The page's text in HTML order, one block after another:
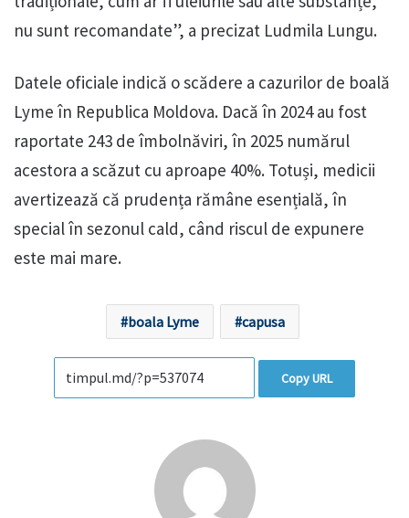
nu sunt recomandate”, a precizat Ludmila Lungu.
Datele oficiale indică o scădere a cazurilor de boală
Lyme în Republica Moldova. Dacă în 2024 au fost
raportate 243 de îmbolnăviri, în 2025 numărul
acestora a scăzut cu aproape 40%. Totuși, medicii
avertizează că prudența rămâne esențială, în
special în sezonul cald, când riscul de expunere
este mai mare.
boala Lyme capusa
Copy URL